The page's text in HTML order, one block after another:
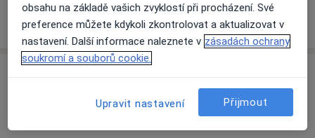
Více
o adrese
Přidejte svůj názor
obsahu na základě vašich zvyklostí při procházení. Své
preference můžete kdykoli zkontrolovat a aktualizovat v
nastavení. Další informace naleznete v zásadách ochrany
soukromí a souborů cookie.
Upravit nastavení Přijmout